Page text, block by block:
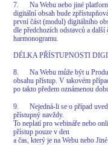
7. Na Webu nebo jiné
digitální obsah bude
první část (modul) digitálního
dle předchozích odstavců a
harmonogramu.
DÉLKA PŘÍSTUPNOSTI
8. Na Webu může být u
obsahu přístup. V takovém
po takto předem oznámenou
9. Nejedná-li se o případ
přístupný navždy.
To neplatí pro webináře nebo
přístup pouze v den
a čas, který je na Webu nebo